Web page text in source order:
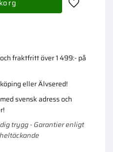
Lägg till i
fraktfritt över 1 499:- på
eller Älvsered!
svensk adress och
trygg - Garantier enligt